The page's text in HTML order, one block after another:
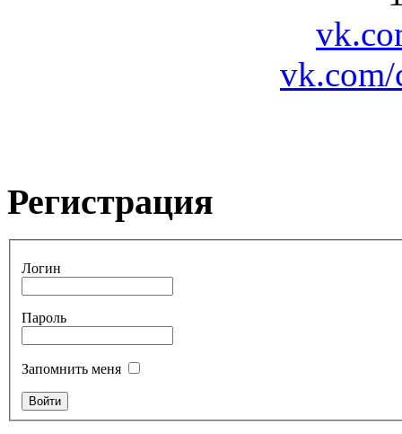
Регистрация
Логин
Пароль
Запомнить меня